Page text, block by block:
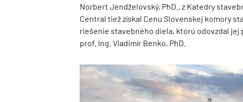
Norbert Jendželovský, PhD., z Katedry
Central tiež získal Cenu Slovenskej komory
riešenie stavebného diela, ktorú odovzdal
prof. Ing. Vladimír Benko, PhD.